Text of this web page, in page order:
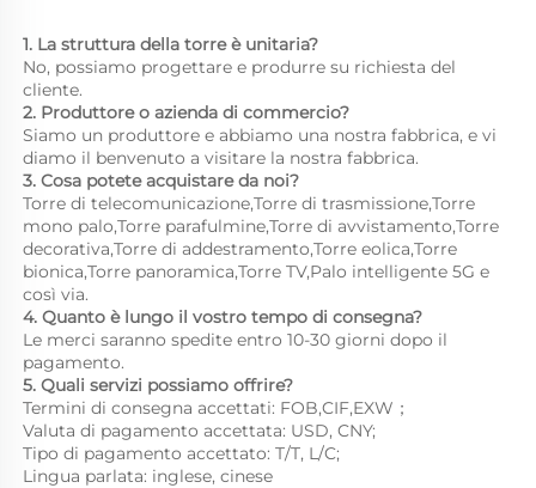
1. La struttura della torre è unitaria?
No, possiamo progettare e produrre su richiesta del
cliente.
2. Produttore o azienda di commercio?
Siamo un produttore e abbiamo una nostra fabbrica, e vi
diamo il benvenuto a visitare la nostra fabbrica.
3. Cosa potete acquistare da noi?
Torre di telecomunicazione,Torre di trasmissione,Torre
mono palo,Torre parafulmine,Torre di avvistamento,Torre
decorativa,Torre di addestramento,Torre eolica,Torre
bionica,Torre panoramica,Torre TV,Palo intelligente 5G e
così via.
4. Quanto è lungo il vostro tempo di consegna?
Le merci saranno spedite entro 10-30 giorni dopo il
pagamento.
5. Quali servizi possiamo offrire?
Termini di consegna accettati: FOB,CIF,EXW；
Valuta di pagamento accettata: USD, CNY;
Tipo di pagamento accettato: T/T, L/C;
Lingua parlata: inglese, cinese